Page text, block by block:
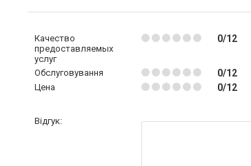
Качество
предоставляемых
услуг
0/12
Обслуговування 0/12
Цена 0/12
Відгук: